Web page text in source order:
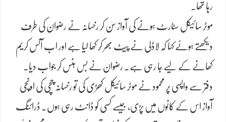
رہا تھا۔
موٹر سائیکل سٹارٹ ہونے کی آواز سن کر رخسانہ نے رضوان کی طرف
دیکھتے ہوئے کہا کہ لاڈلی نے پیٹ بھر کر کھا لیا ہے اور اب آئس کریم
کھانے کے لیے جا رہی ہے۔ رضوان نے بس ہنس کر جواب دیا۔
دفتر سے واپسی پر محمود نے موٹر سائیکل کھڑی کی تو رخسانہ چچی کی اونچی
آواز اس کے کانوں میں پڑی، جیسے کسی کو ڈانٹ رہی ہوں۔ ڈرائنگ